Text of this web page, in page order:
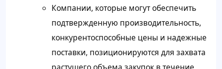
Компании, которые могут обеспечить
подтвержденную производительность,
конкурентоспособные цены и надежные
поставки, позиционируются для захвата